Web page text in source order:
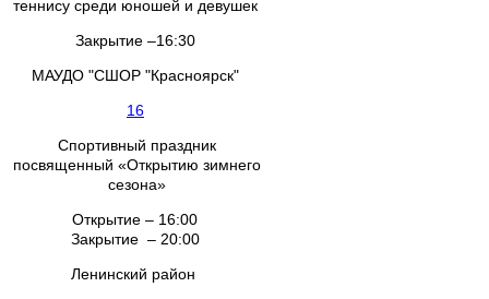
теннису среди юношей и девушек
Закрытие –16:30
МАУДО "СШОР "Красноярск"
16
Спортивный праздник
посвященный «Открытию зимнего
сезона»
Открытие – 16:00
Закрытие – 20:00
Ленинский район